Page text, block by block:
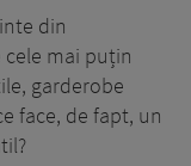
din
mai puțin
garderobe
face, de fapt, un